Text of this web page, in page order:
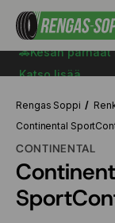
🚗Kesän
Katso lisää
Rengas Soppi
Continental
CONTINENTAL